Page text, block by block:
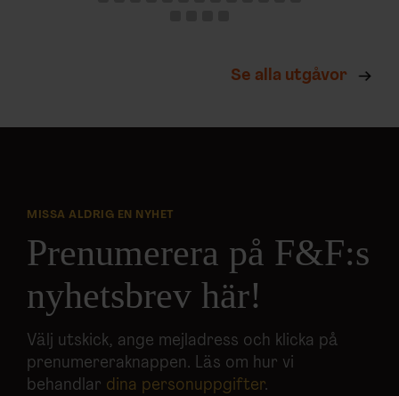
Se alla utgåvor
MISSA ALDRIG EN NYHET
Prenumerera på F&F:s
nyhetsbrev här!
Välj utskick, ange mejladress och klicka på
prenumereraknappen. Läs om hur vi
behandlar dina personuppgifter.